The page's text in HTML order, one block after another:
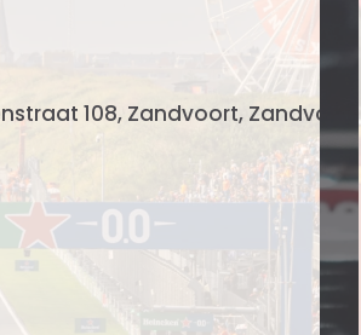
108, Zandvoort, Zandvoort